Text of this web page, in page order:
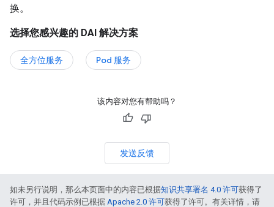
换。
选择您感兴趣的 DAI 解决方案
全方位服务 Pod 服务
该内容对您有帮助吗？
发送反馈
如未另行说明，那么本页面中的内容已根据知识共享署名 4.0 许可获得了
许可，并且代码示例已根据 Apache 2.0 许可获得了许可。有关详情，请